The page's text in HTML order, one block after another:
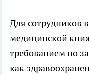
Для сотрудников
медицинской
требованием по
как